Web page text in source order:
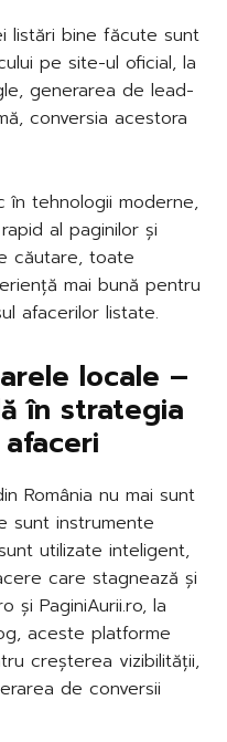
listări bine făcute sunt
pe site-ul oficial, la
generarea de lead-
conversia acestora
în tehnologii moderne,
al paginilor și
căutare, toate
mai bună pentru
afacerilor listate.
locale –
în strategia
România nu mai sunt
sunt instrumente
utilizate inteligent,
care stagnează și
și PaginiAurii.ro, la
aceste platforme
creșterea vizibilității,
de conversii